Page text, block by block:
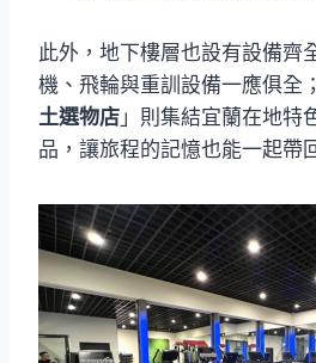
此外，地下樓層也設有設備齊
機、飛輪與重訓設備一應俱全
土選物店 」則集結宜蘭在地特
品，讓旅程的記憶也能一起帶